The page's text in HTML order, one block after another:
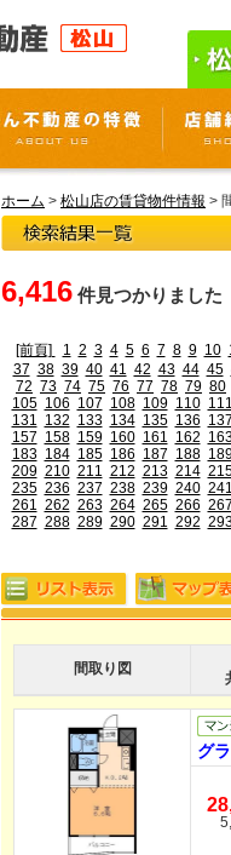
ホーム > 松山店の賃貸物件情報 >
6,416 件見つかりました
[前頁] 1 2 3 4 5 6 7 8 9 10
37 38 39 40 41 42 43 44 45
72 73 74 75 76 77 78 79 80
105 106 107 108 109 110 111
131 132 133 134 135 136 137
157 158 159 160 161 162
183 184 185 186 187 188
209 210 211 212 213 214
235 236 237 238 239 240 241
261 262 263 264 265 266 267
287 288 289 290 291 292
間取り図
グ